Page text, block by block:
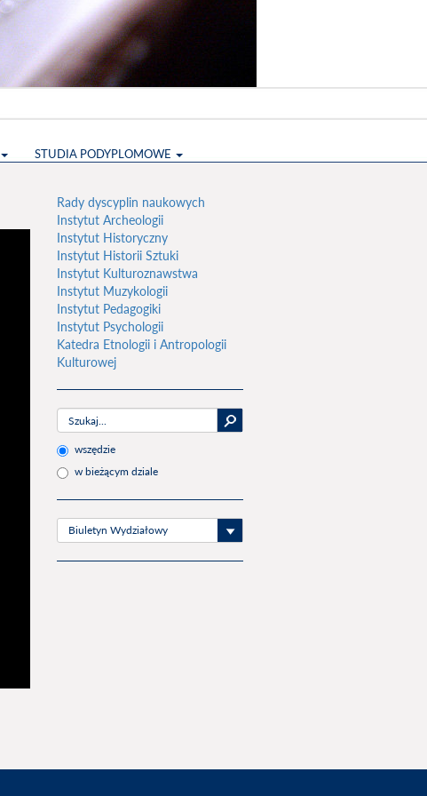
STUDIA PODYPLOMOWE
Rady dyscyplin naukowych
Instytut Archeologii
Instytut Historyczny
Instytut Historii Sztuki
Instytut Kulturoznawstwa
Instytut Muzykologii
Instytut Pedagogiki
Instytut Psychologii
Katedra Etnologii i Antropologii
Kulturowej
wszędzie
w bieżącym dziale
Biuletyn Wydziałowy